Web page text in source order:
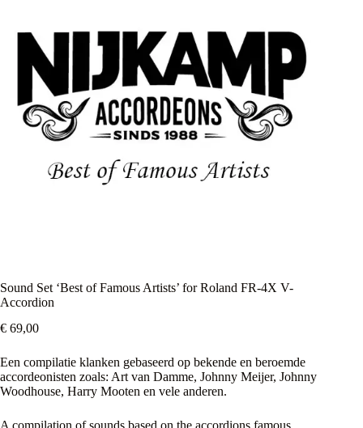
Sound Set ‘Best of Famous Artists’ for Roland FR-4X V-
Accordion
€ 69,00
Een compilatie klanken gebaseerd op bekende en beroemde
accordeonisten zoals: Art van Damme, Johnny Meijer, Johnny
Woodhouse, Harry Mooten en vele anderen.